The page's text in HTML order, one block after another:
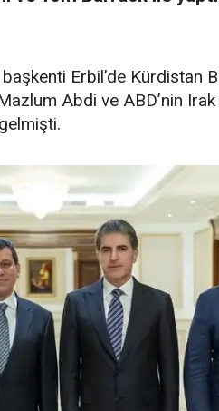
Erbil’de Kürdistan
Abdi ve ABD’nin